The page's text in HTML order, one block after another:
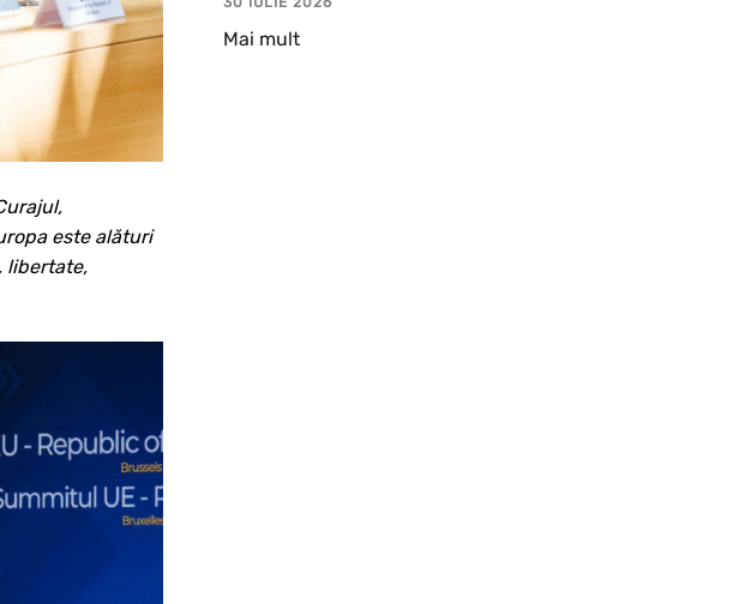
este alături
libertate,
Mai mult